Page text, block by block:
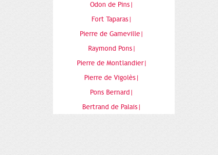
Odon de Pins|
Fort Taparas|
Pierre de Gameville|
Raymond Pons|
Pierre de Montlandier|
Pierre de Vigolès|
Pons Bernard|
Bertrand de Palais|